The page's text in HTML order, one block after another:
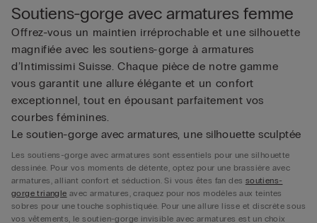
Soutiens-gorge avec armatures femme
Offrez-vous un maintien irréprochable et une silhouette
magnifiée avec les soutiens-gorge à armatures
d’Intimissimi Suisse. Chaque pièce de notre gamme
vous garantit une allure élégante et un confort
exceptionnel, tout en épousant parfaitement vos
courbes féminines.
Le soutien-gorge avec armatures, une silhouette sculptée
Les soutiens-gorge avec armatures sont essentiels pour une silhouette
dessinée. Pour vos moments de détente, optez pour une brassière avec
armatures, alliant confort et séduction. Si vous êtes fan des soutiens-
gorge triangle avec armatures, craquez pour nos modèles aux teintes
sobres pour une touche sophistiquée. Pour une allure lisse et discrète sous
vos vêtements, le soutien-gorge invisible avec armatures est un choix